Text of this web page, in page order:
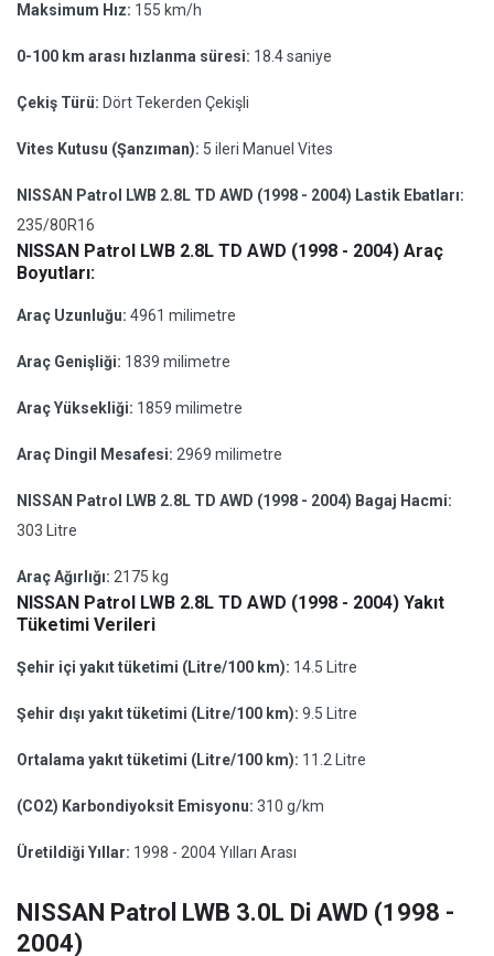
Maksimum Hız: 155 km/h
0-100 km arası hızlanma süresi: 18.4 saniye
Çekiş Türü: Dört Tekerden Çekişli
Vites Kutusu (Şanzıman): 5 ileri Manuel Vites
NISSAN Patrol LWB 2.8L TD AWD (1998 - 2004) Lastik Ebatları:
235/80R16
NISSAN Patrol LWB 2.8L TD AWD (1998 - 2004) Araç
Boyutları:
Araç Uzunluğu: 4961 milimetre
Araç Genişliği: 1839 milimetre
Araç Yüksekliği: 1859 milimetre
Araç Dingil Mesafesi: 2969 milimetre
NISSAN Patrol LWB 2.8L TD AWD (1998 - 2004) Bagaj Hacmi:
303 Litre
Araç Ağırlığı: 2175 kg
NISSAN Patrol LWB 2.8L TD AWD (1998 - 2004) Yakıt
Tüketimi Verileri
Şehir içi yakıt tüketimi (Litre/100 km): 14.5 Litre
Şehir dışı yakıt tüketimi (Litre/100 km): 9.5 Litre
Ortalama yakıt tüketimi (Litre/100 km): 11.2 Litre
(CO2) Karbondiyoksit Emisyonu: 310 g/km
Üretildiği Yıllar: 1998 - 2004 Yılları Arası
NISSAN Patrol LWB 3.0L Di AWD (1998 -
2004)